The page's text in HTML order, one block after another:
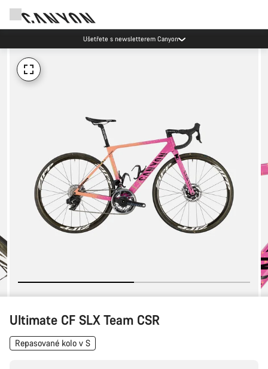
Ušetřete s newsletterem Canyon
Ultimate CF SLX Team CSR
Repasované kolo v S